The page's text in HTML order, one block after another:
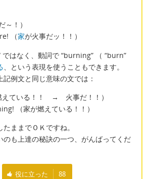
！）
（家が火事だッ！！）
ではなく、動詞で “burning” （ “burn”
、という表現を使うこともできます。
例文と同じ意味の文では：
ている！！ → 火事だ！！）
（家が燃えている！！）
ままでＯＫですね。
のも上達の秘訣の一つ、がんばってくだ
役に立った 88